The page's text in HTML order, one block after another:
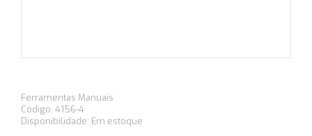
Ferramentas Manuais
Código: 4156-4
Disponibilidade: Em estoque